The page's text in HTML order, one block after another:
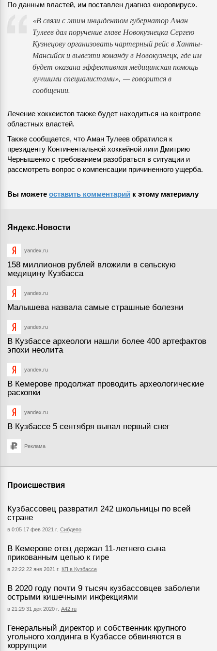
По данным властей, им поставлен диагноз «норовирус».
«В связи с этим инцидентом губернатор Аман
Тулеев дал поручение главе Новокузнецка Сергею
Кузнецову организовать чартерный рейс в Ханты-
Мансийск и вывезти команду в Новокузнецк, где им
будет оказана эффективная медицинская помощь
лучшими специалистами», — говорится в
сообщении.
Лечение хоккеистов также будет находиться на контроле
областных властей.
Также сообщается, что Аман Тулеев обратился к
президенту Континентальной хоккейной лиги Дмитрию
Чернышенко с требованием разобраться в ситуации и
рассмотреть вопрос о компенсации причиненного ущерба.
Вы можете оставить комментарий к этому материалу
Яндекс.Новости
yandex.ru
158 миллионов рублей вложили в сельскую
медицину Кузбасса
yandex.ru
Малышева назвала самые страшные болезни
yandex.ru
В Кузбассе археологи нашли более 400 артефактов
эпохи неолита
yandex.ru
В Кемерове продолжат проводить археологические
раскопки
yandex.ru
В Кузбассе 5 сентября выпал первый снег
Реклама
Происшествия
Кузбассовец развратил 242 школьницы по всей
стране
в 0:05 17 фев 2021 г. Сибдепо
В Кемерове отец держал 11-летнего сына
прикованным цепью к гире
в 22:22 22 янв 2021 г. КП в Кузбассе
В 2020 году почти 9 тысяч кузбассовцев заболели
острыми кишечными инфекциями
в 21:29 31 дек 2020 г. А42.ru
Генеральный директор и собственник крупного
угольного холдинга в Кузбассе обвиняются в
коррупции